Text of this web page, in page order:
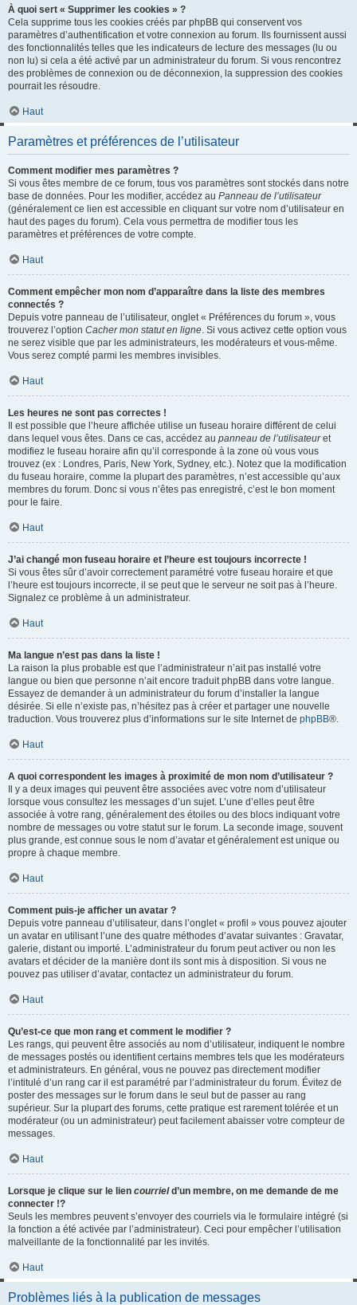
À quoi sert « Supprimer les cookies » ?
Cela supprime tous les cookies créés par phpBB qui conservent vos
paramètres d’authentification et votre connexion au forum. Ils fournissent aussi
des fonctionnalités telles que les indicateurs de lecture des messages (lu ou
non lu) si cela a été activé par un administrateur du forum. Si vous rencontrez
des problèmes de connexion ou de déconnexion, la suppression des cookies
pourrait les résoudre.
Haut
Paramètres et préférences de l’utilisateur
Comment modifier mes paramètres ?
Si vous êtes membre de ce forum, tous vos paramètres sont stockés dans notre
base de données. Pour les modifier, accédez au Panneau de l’utilisateur
(généralement ce lien est accessible en cliquant sur votre nom d’utilisateur en
haut des pages du forum). Cela vous permettra de modifier tous les
paramètres et préférences de votre compte.
Haut
Comment empêcher mon nom d’apparaître dans la liste des membres
connectés ?
Depuis votre panneau de l’utilisateur, onglet « Préférences du forum », vous
trouverez l’option Cacher mon statut en ligne. Si vous activez cette option vous
ne serez visible que par les administrateurs, les modérateurs et vous-même.
Vous serez compté parmi les membres invisibles.
Haut
Les heures ne sont pas correctes !
Il est possible que l’heure affichée utilise un fuseau horaire différent de celui
dans lequel vous êtes. Dans ce cas, accédez au panneau de l’utilisateuret
modifiez le fuseau horaire afin qu’il corresponde à la zone où vous vous
trouvez (ex : Londres, Paris, New York, Sydney, etc.). Notez que la modification
du fuseau horaire, comme la plupart des paramètres, n’est accessible qu’aux
membres du forum. Donc si vous n’êtes pas enregistré, c’est le bon moment
pour le faire.
Haut
J’ai changé mon fuseau horaire et l’heure est toujours incorrecte !
Si vous êtes sûr d’avoir correctement paramétré votre fuseau horaire et que
l’heure est toujours incorrecte, il se peut que le serveur ne soit pas à l’heure.
Signalez ce problème à un administrateur.
Haut
Ma langue n’est pas dans la liste !
La raison la plus probable est que l’administrateur n’ait pas installé votre
langue ou bien que personne n’ait encore traduit phpBB dans votre langue.
Essayez de demander à un administrateur du forum d’installer la langue
désirée. Si elle n’existe pas, n’hésitez pas à créer et partager une nouvelle
traduction. Vous trouverez plus d’informations sur le site Internet de phpBB®.
Haut
A quoi correspondent les images à proximité de mon nom d’utilisateur ?
Il y a deux images qui peuvent être associées avec votre nom d’utilisateur
lorsque vous consultez les messages d’un sujet. L’une d’elles peut être
associée à votre rang, généralement des étoiles ou des blocs indiquant votre
nombre de messages ou votre statut sur le forum. La seconde image, souvent
plus grande, est connue sous le nom d’avatar et généralement est unique ou
propre à chaque membre.
Haut
Comment puis-je afficher un avatar ?
Depuis votre panneau d’utilisateur, dans l’onglet « profil » vous pouvez ajouter
un avatar en utilisant l’une des quatre méthodes d’avatar suivantes : Gravatar,
galerie, distant ou importé. L’administrateur du forum peut activer ou non les
avatars et décider de la manière dont ils sont mis à disposition. Si vous ne
pouvez pas utiliser d’avatar, contactez un administrateur du forum.
Haut
Qu’est-ce que mon rang et comment le modifier ?
Les rangs, qui peuvent être associés au nom d’utilisateur, indiquent le nombre
de messages postés ou identifient certains membres tels que les modérateurs
et administrateurs. En général, vous ne pouvez pas directement modifier
l’intitulé d’un rang car il est paramétré par l’administrateur du forum. Évitez de
poster des messages sur le forum dans le seul but de passer au rang
supérieur. Sur la plupart des forums, cette pratique est rarement tolérée et un
modérateur (ou un administrateur) peut facilement abaisser votre compteur de
messages.
Haut
Lorsque je clique sur le lien courrield’un membre, on me demande de me
connecter !?
Seuls les membres peuvent s’envoyer des courriels via le formulaire intégré (si
la fonction a été activée par l’administrateur). Ceci pour empêcher l’utilisation
malveillante de la fonctionnalité par les invités.
Haut
Problèmes liés à la publication de messages